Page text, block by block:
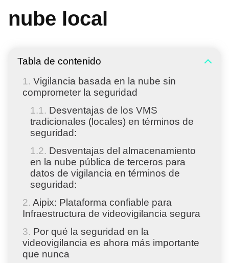
nube local
Tabla de contenido
Vigilancia basada en la nube sin
comprometer la seguridad
Desventajas de los VMS
tradicionales (locales) en términos de
seguridad:
Desventajas del almacenamiento
en la nube pública de terceros para
datos de vigilancia en términos de
seguridad:
Aipix: Plataforma confiable para
Infraestructura de videovigilancia segura
Por qué la seguridad en la
videovigilancia es ahora más importante
que nunca